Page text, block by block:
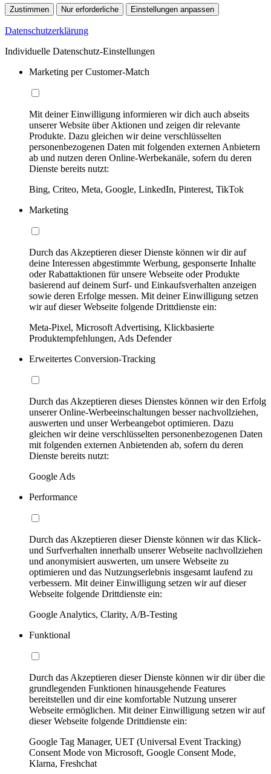
Zustimmen Nur erforderliche Einstellungen anpassen
Datenschutzerklärung
Individuelle Datenschutz-Einstellungen
Marketing per Customer-Match
Mit deiner Einwilligung informieren wir dich auch abseits
unserer Website über Aktionen und zeigen dir relevante
Produkte. Dazu gleichen wir deine verschlüsselten
personenbezogenen Daten mit folgenden externen Anbietern
ab und nutzen deren Online-Werbekanäle, sofern du deren
Dienste bereits nutzt:
Bing, Criteo, Meta, Google, LinkedIn, Pinterest, TikTok
Marketing
Durch das Akzeptieren dieser Dienste können wir dir auf
deine Interessen abgestimmte Werbung, gesponserte Inhalte
oder Rabattaktionen für unsere Webseite oder Produkte
basierend auf deinem Surf- und Einkaufsverhalten anzeigen
sowie deren Erfolge messen. Mit deiner Einwilligung setzen
wir auf dieser Webseite folgende Drittdienste ein:
Meta-Pixel, Microsoft Advertising, Klickbasierte
Produktempfehlungen, Ads Defender
Erweitertes Conversion-Tracking
Durch das Akzeptieren dieses Dienstes können wir den Erfolg
unserer Online-Werbeeinschaltungen besser nachvollziehen,
auswerten und unser Werbeangebot optimieren. Dazu
gleichen wir deine verschlüsselten personenbezogenen Daten
mit folgenden externen Anbietenden ab, sofern du deren
Dienste bereits nutzt:
Google Ads
Performance
Durch das Akzeptieren dieser Dienste können wir das Klick-
und Surfverhalten innerhalb unserer Webseite nachvollziehen
und anonymisiert auswerten, um unsere Webseite zu
optimieren und das Nutzungserlebnis insgesamt laufend zu
verbessern. Mit deiner Einwilligung setzen wir auf dieser
Webseite folgende Drittdienste ein:
Google Analytics, Clarity, A/B-Testing
Funktional
Durch das Akzeptieren dieser Dienste können wir dir über die
grundlegenden Funktionen hinausgehende Features
bereitstellen und dir eine komfortable Nutzung unserer
Webseite ermöglichen. Mit deiner Einwilligung setzen wir auf
dieser Webseite folgende Drittdienste ein:
Google Tag Manager, UET (Universal Event Tracking)
Consent Mode von Microsoft, Google Consent Mode,
Klarna, Freshchat